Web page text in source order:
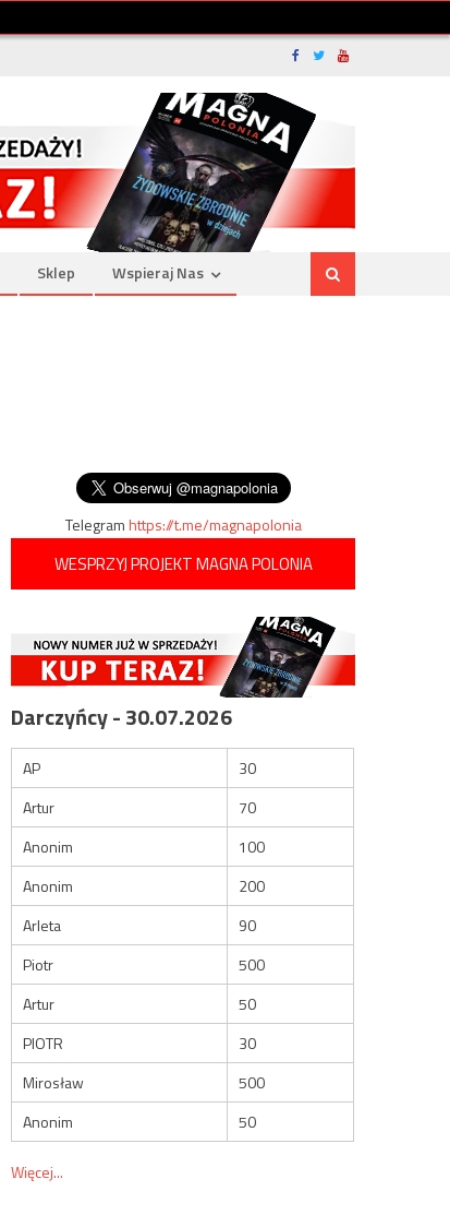
Sklep Wspieraj Nas
Telegramhttps://t.me/magnapolonia
WESPRZYJ PROJEKT MAGNA POLONIA
Darczyńcy - 30.07.2026
AP
30
Artur
70
Anonim
100
Anonim
200
Arleta
90
Piotr
500
Artur
50
PIOTR
30
Mirosław
500
Anonim
50
Więcej...